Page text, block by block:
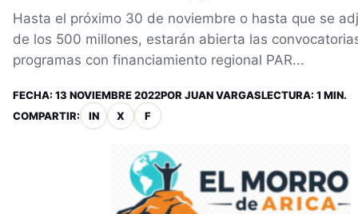
Hasta el próximo 30 de noviembre o hasta que se
de los 500 millones, estarán abierta las
programas con financiamiento regional PAR...
FECHA: 13 NOVIEMBRE 2022POR JUAN VARGASLECTURA: 1 MIN.
COMPARTIR:
IN X F